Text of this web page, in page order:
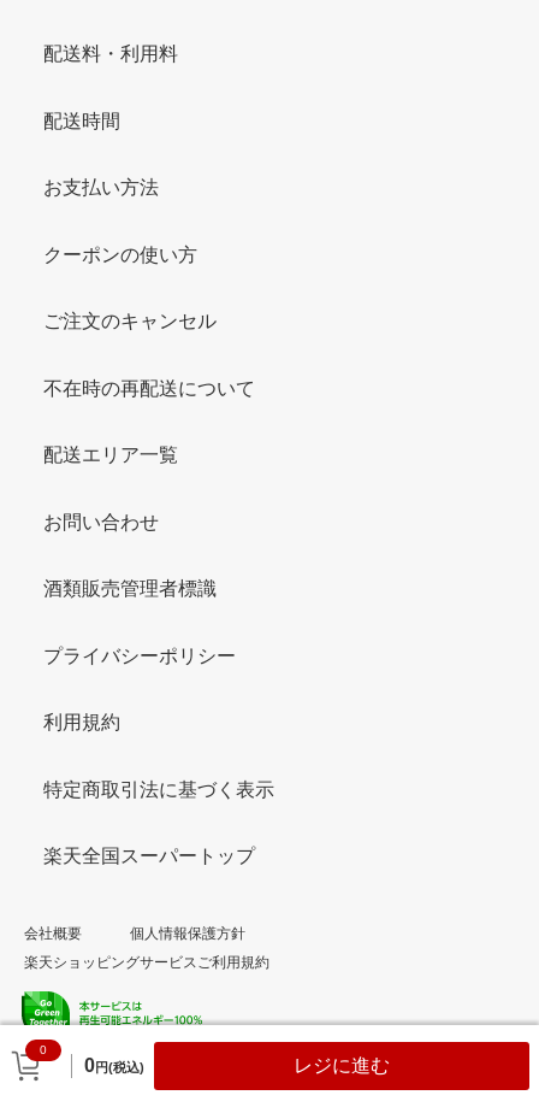
0
0円(税込) レジに進む
配送料・利用料
配送時間
お支払い方法
クーポンの使い方
ご注文のキャンセル
不在時の再配送について
配送エリア一覧
お問い合わせ
酒類販売管理者標識
プライバシーポリシー
利用規約
特定商取引法に基づく表示
楽天全国スーパートップ
会社概要
個人情報保護方針
楽天ショッピングサービスご利用規約
© Rakuten Group, Inc.